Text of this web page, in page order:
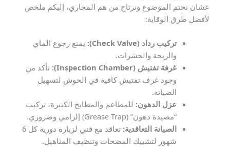
عشان نختم الموضوع ونرتاح من هم المجاري، إليكم ملخص
لأفضل طرق الوقاية:
تركيب رداد (Check Valve):
يمنع رجوع الماي
والريحة والحشرات.
غرفة تفتيش (Inspection Chamber):
تأكد من
وجود غرف تفتيش كافية في الحوش لتسهيل
الصيانة.
عزل الدهون: للمطاعم والمطابخ الكبيرة، تركيب
“مصيدة دهون” (Grease Trap) إلزامي وضروري.
الصيانة التعاقدية:
تعاقد مع فني لزيارة دورية كل 6
شهور لتشييك المضخات وتنظيف المناهيل.